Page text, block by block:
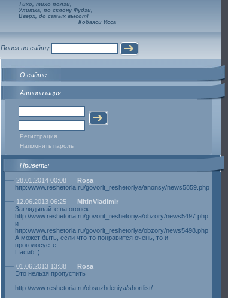
Тихо, тихо ползи,
Улитка, по склону Фудзи,
Вверх, до самых высот!
Кобаяси Исса
Поиск по сайту
О сайте
Авторизация
Регистрация
Напомнить пароль
Приветы
28.01.2014 00:08
Rosa
http://www.reshetoria.ru/govorit_reshetoriya/anonsy/news5859.php
12.06.2013 06:25
MitinVladimir
Заглядывайте на огонек:
http://www.reshetoria.ru/govorit_reshetoriya/obzory/news5497.php
и
http://www.reshetoria.ru/govorit_reshetoriya/obzory/news5498.php
А может быть, если что-то понравится очень, то и
проголосуете...
Пасиб!:)
01.06.2013 13:38
Rosa
Это нельзя пропустить
http://www.reshetoria.ru/obsuzhdeniya/shortlist/